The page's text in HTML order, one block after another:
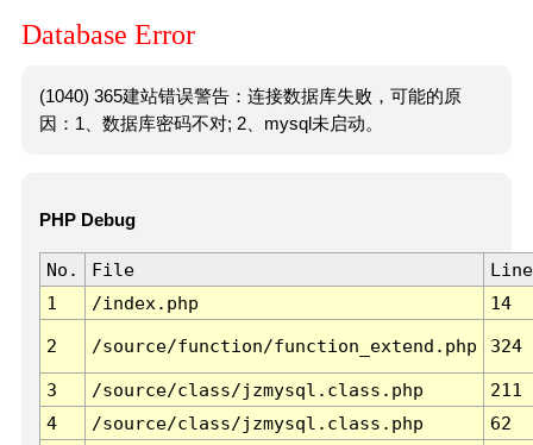
Database Error
(1040) 365建站错误警告：连接数据库失败，可能的原
因：1、数据库密码不对; 2、mysql未启动。
PHP Debug
No. File
Line
1
/index.php 14
2 /source/function/function_extend.php 324
3 /source/class/jzmysql.class.php
211
4
/source/class/jzmysql.class.php
62